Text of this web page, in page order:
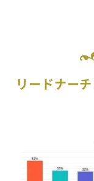
リードナー